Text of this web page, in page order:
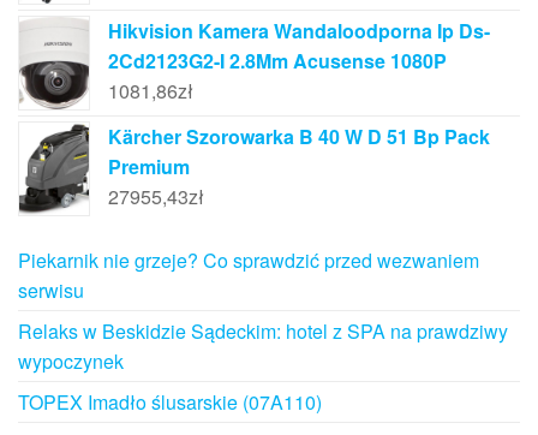
Hikvision Kamera Wandaloodporna Ip Ds-
2Cd2123G2-I 2.8Mm Acusense 1080P
1081,86zł
Kärcher Szorowarka B 40 W D 51 Bp Pack
Premium
27955,43zł
Piekarnik nie grzeje? Co sprawdzić przed wezwaniem
serwisu
Relaks w Beskidzie Sądeckim: hotel z SPA na prawdziwy
wypoczynek
TOPEX Imadło ślusarskie (07A110)